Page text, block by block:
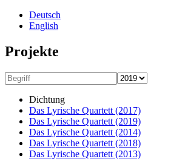
Deutsch
English
Projekte
Dichtung
Das Lyrische Quartett (2017)
Das Lyrische Quartett (2019)
Das Lyrische Quartett (2014)
Das Lyrische Quartett (2018)
Das Lyrische Quartett (2013)